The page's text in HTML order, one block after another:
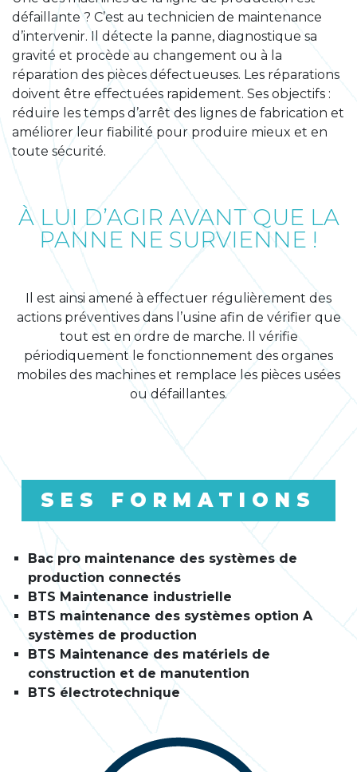
défaillante ? C’est au technicien de maintenance
d’intervenir. Il détecte la panne, diagnostique sa
gravité et procède au changement ou à la
réparation des pièces défectueuses. Les réparations
doivent être effectuées rapidement. Ses objectifs :
réduire les temps d’arrêt des lignes de fabrication et
améliorer leur fiabilité pour produire mieux et en
toute sécurité.
À LUI D’AGIR AVANT QUE LA
PANNE NE SURVIENNE !
Il est ainsi amené à effectuer régulièrement des
actions préventives dans l’usine afin de vérifier que
tout est en ordre de marche. Il vérifie
périodiquement le fonctionnement des organes
mobiles des machines et remplace les pièces usées
ou défaillantes.
SES FORMATIONS
Bac pro maintenance des systèmes de
production connectés
BTS Maintenance industrielle
BTS maintenance des systèmes option A
systèmes de production
BTS Maintenance des matériels de
construction et de manutention
BTS électrotechnique